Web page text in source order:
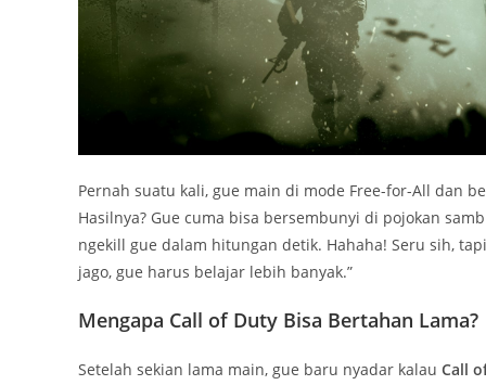
Pernah suatu kali, gue main di mode Free-for-All dan
Hasilnya? Gue cuma bisa bersembunyi di pojokan
ngekill gue dalam hitungan detik. Hahaha! Seru sih,
jago, gue harus belajar lebih banyak.”
Mengapa Call of Duty Bisa Bertahan Lama?
Setelah sekian lama main, gue baru nyadar kalau Call